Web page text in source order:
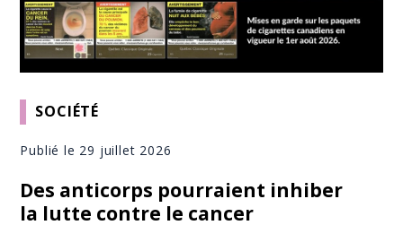
SOCIÉTÉ
Publié le 29 juillet 2026
Des anticorps pourraient inhiber
la lutte contre le cancer